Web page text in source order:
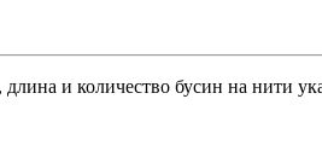
и количество бусин на нити